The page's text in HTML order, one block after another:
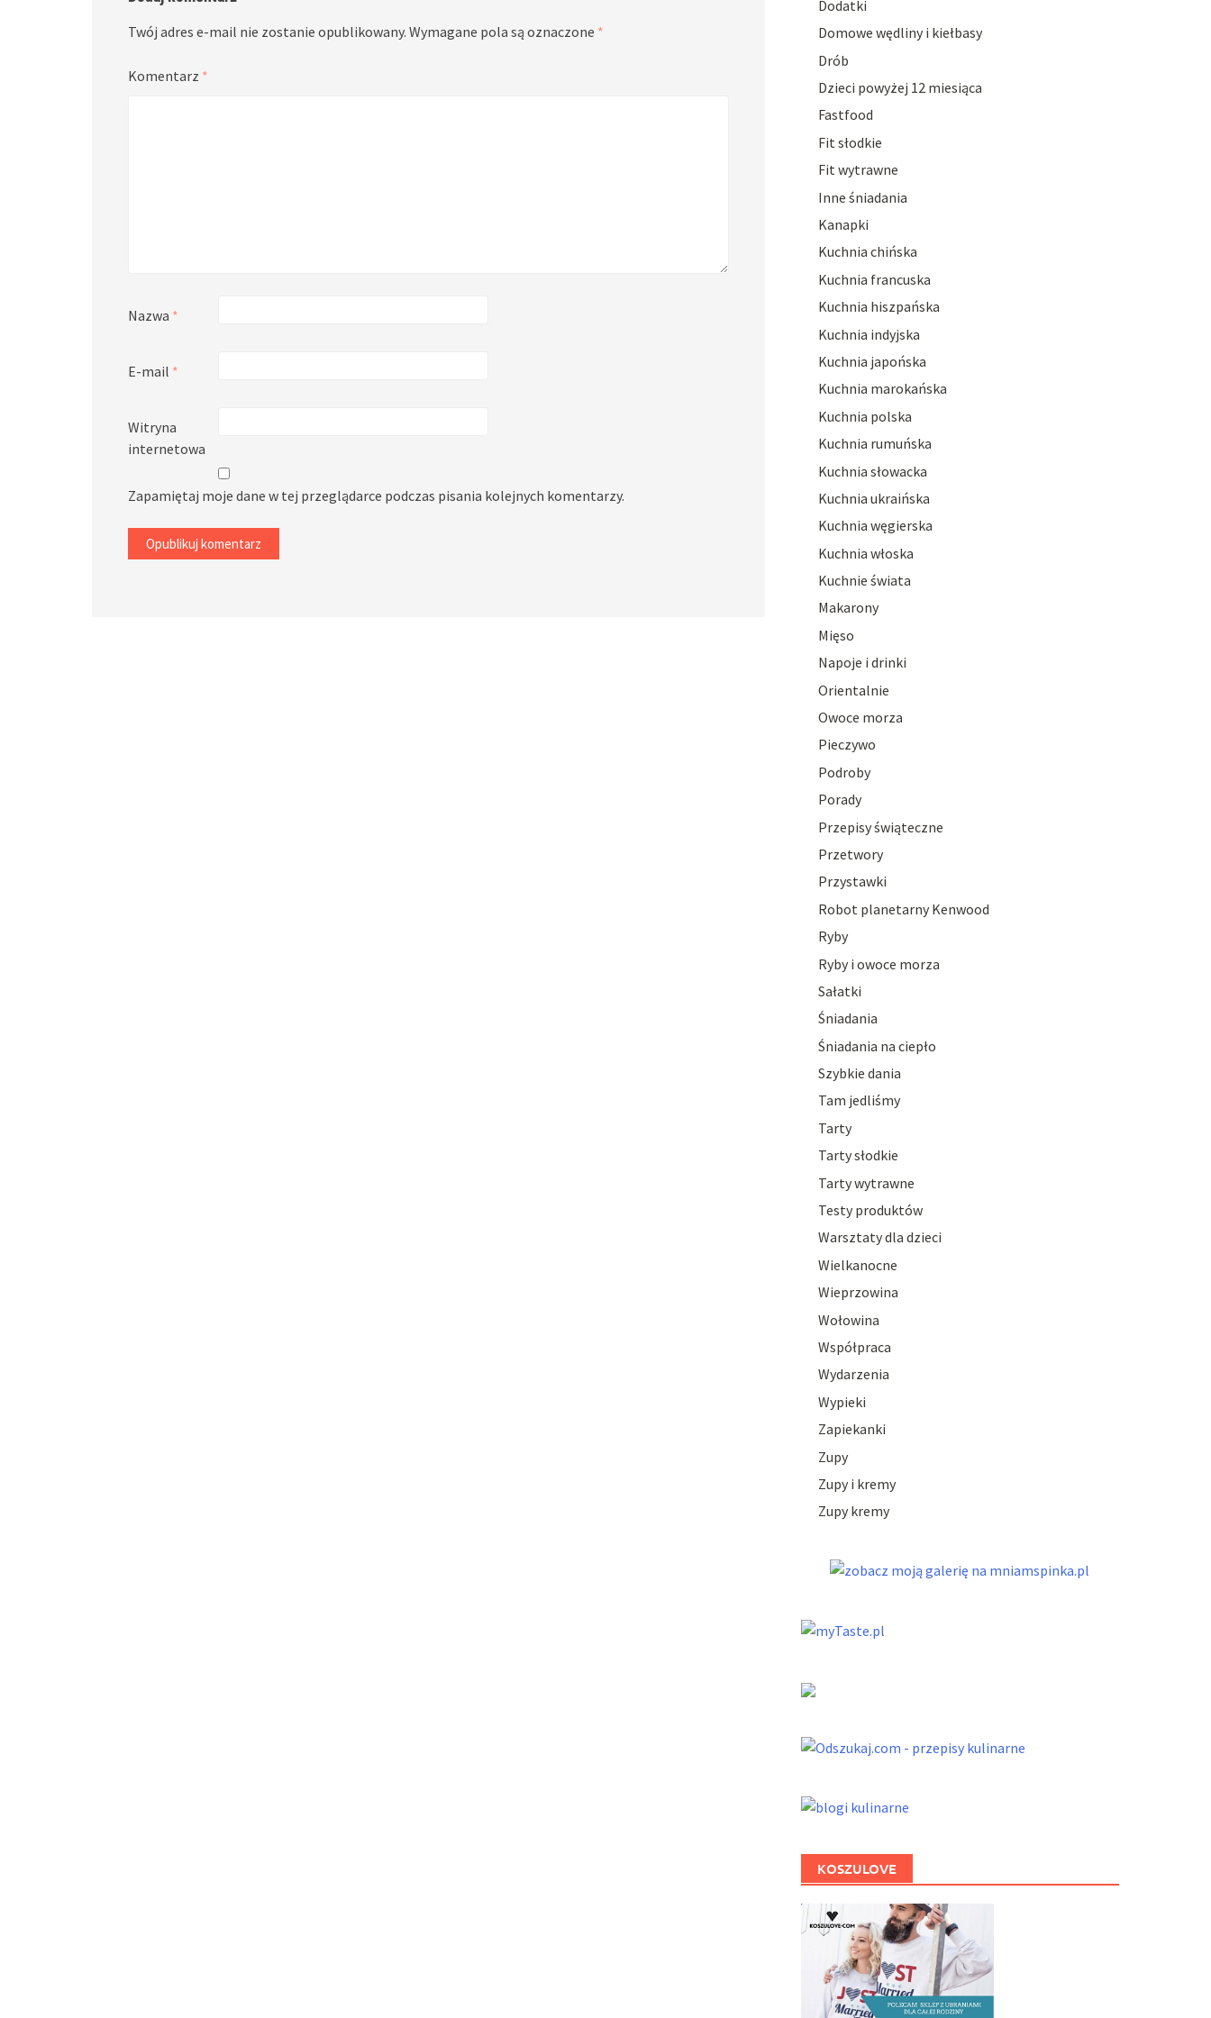
Twój adres e-mail nie zostanie opublikowany. Wymagane pola są oznaczone *
Komentarz *
Nazwa *
E-mail *
Witryna
internetowa
Zapamiętaj moje dane w tej przeglądarce podczas pisania kolejnych komentarzy.
Dodatki
Domowe wędliny i kiełbasy
Drób
Dzieci powyżej 12 miesiąca
Fastfood
Fit słodkie
Fit wytrawne
Inne śniadania
Kanapki
Kuchnia chińska
Kuchnia francuska
Kuchnia hiszpańska
Kuchnia indyjska
Kuchnia japońska
Kuchnia marokańska
Kuchnia polska
Kuchnia rumuńska
Kuchnia słowacka
Kuchnia ukraińska
Kuchnia węgierska
Kuchnia włoska
Kuchnie świata
Makarony
Mięso
Napoje i drinki
Orientalnie
Owoce morza
Pieczywo
Podroby
Porady
Przepisy świąteczne
Przetwory
Przystawki
Robot planetarny Kenwood
Ryby
Ryby i owoce morza
Sałatki
Śniadania
Śniadania na ciepło
Szybkie dania
Tam jedliśmy
Tarty
Tarty słodkie
Tarty wytrawne
Testy produktów
Warsztaty dla dzieci
Wielkanocne
Wieprzowina
Wołowina
Współpraca
Wydarzenia
Wypieki
Zapiekanki
Zupy
Zupy i kremy
Zupy kremy
KOSZULOVE